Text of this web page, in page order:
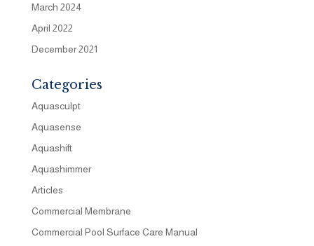
March 2024
April 2022
December 2021
Categories
Aquasculpt
Aquasense
Aquashift
Aquashimmer
Articles
Commercial Membrane
Commercial Pool Surface Care Manual